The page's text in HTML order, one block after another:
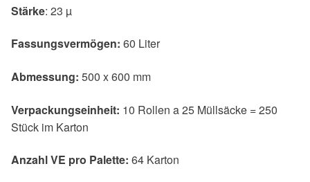
Stärke: 23 µ
Fassungsvermögen: 60 Liter
Abmessung: 500 x 600 mm
Verpackungseinheit: 10 Rollen a 25 Müllsäcke = 250
Stück im Karton
Anzahl VE pro Palette: 64 Karton